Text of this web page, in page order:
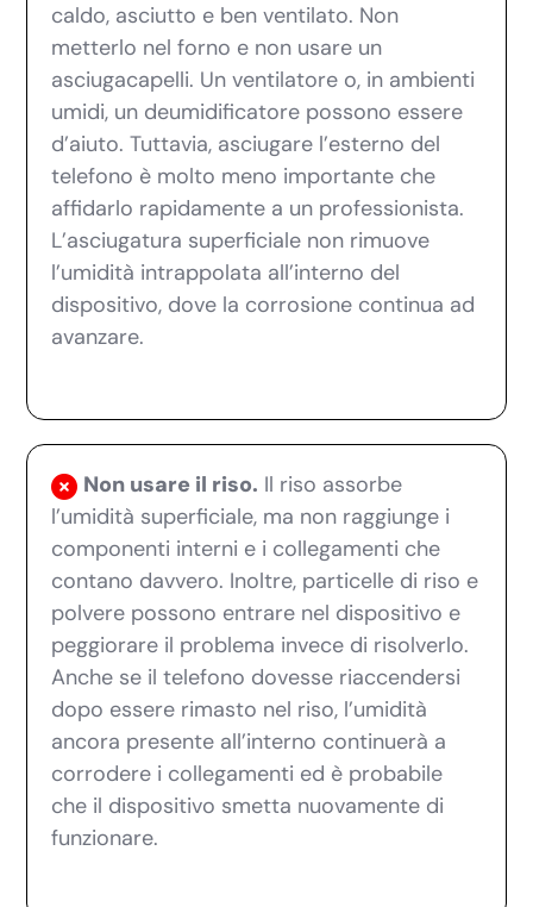
caldo, asciutto e ben ventilato. Non
metterlo nel forno e non usare un
asciugacapelli. Un ventilatore o, in ambienti
umidi, un deumidificatore possono essere
d’aiuto. Tuttavia, asciugare l’esterno del
telefono è molto meno importante che
affidarlo rapidamente a un professionista.
L’asciugatura superficiale non rimuove
l’umidità intrappolata all’interno del
dispositivo, dove la corrosione continua ad
avanzare.
Non usare il riso. Il riso assorbe
l’umidità superficiale, ma non raggiunge i
componenti interni e i collegamenti che
contano davvero. Inoltre, particelle di riso e
polvere possono entrare nel dispositivo e
peggiorare il problema invece di risolverlo.
Anche se il telefono dovesse riaccendersi
dopo essere rimasto nel riso, l’umidità
ancora presente all’interno continuerà a
corrodere i collegamenti ed è probabile
che il dispositivo smetta nuovamente di
funzionare.